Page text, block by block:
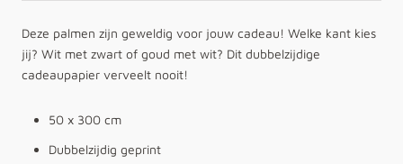
Deze palmen zijn geweldig voor jouw cadeau! Welke kant kies
jij? Wit met zwart of goud met wit? Dit dubbelzijdige
cadeaupapier verveelt nooit!
50 x 300 cm
Dubbelzijdig geprint